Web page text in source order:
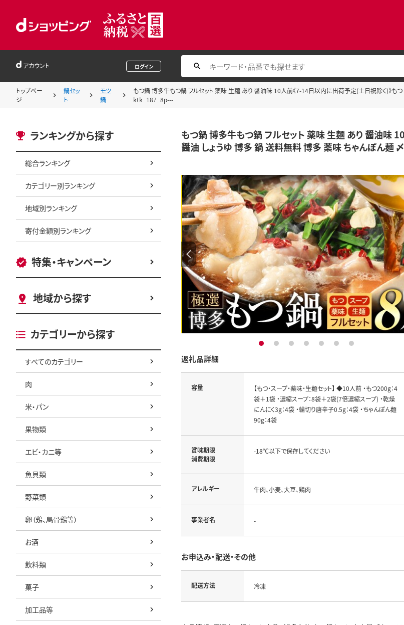
アカウント ログイン
トップペー
ジ
鍋セッ
ト
モツ
鍋
もつ鍋 博多牛もつ鍋 フルセット 薬味 生麺 あり 醤油味 10人前《7-14日以内に出荷予定(土日祝除く)》
ktk_187_8p---
ランキングから探す
総合ランキング
カテゴリー別ランキング
地域別ランキング
寄付金額別ランキング
特集・キャンペーン
地域から探す
カテゴリーから探す
すべてのカテゴリー
肉
米・パン
果物類
エビ・カニ等
魚貝類
野菜類
卵（鶏、烏骨鶏等）
お酒
飲料類
菓子
加工品等
もつ鍋 博多牛もつ鍋 フルセット 薬味 生麺 あり 醤油味
醤油 しょうゆ 博多 鍋 送料無料 博多 薬味 ちゃんぽん
1 2 3 4 5 6 7
返礼品詳細
容量
【もつ・スープ・薬味・生麺セット】 ◆10人前 ・もつ200g：4
袋＋1袋 ・濃縮スープ：8袋＋2袋(7倍濃縮スープ) ・乾燥
にんにく3g：4袋 ・輪切り唐辛子0.5g：4袋 ・ちゃんぽん麺
90g：4袋
賞味期限
消費期限
-18℃以下で保存してください
アレルギー 牛肉、小麦、大豆、鶏肉
事業者名 -
お申込み・配送・その他
配送方法 冷凍